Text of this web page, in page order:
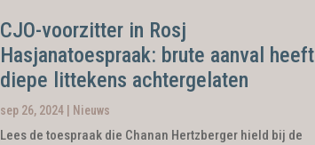
CJO-voorzitter in Rosj
Hasjanatoespraak: brute aanval heeft
diepe littekens achtergelaten
sep 26, 2024 Nieuws
Lees de toespraak die Chanan Hertzberger hield bij de